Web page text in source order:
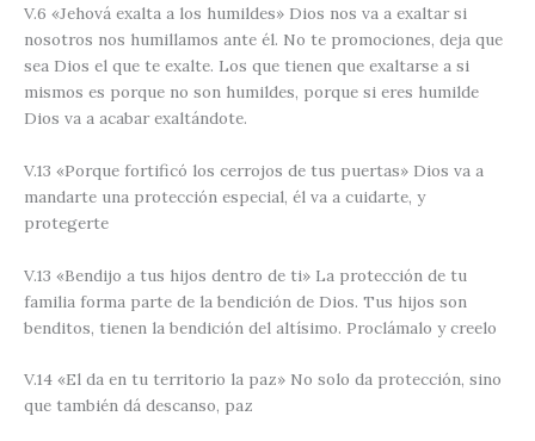
V.6 «Jehová exalta a los humildes» Dios nos va a exaltar si
nosotros nos humillamos ante él. No te promociones, deja que
sea Dios el que te exalte. Los que tienen que exaltarse a si
mismos es porque no son humildes, porque si eres humilde
Dios va a acabar exaltándote.
V.13 «Porque fortificó los cerrojos de tus puertas» Dios va a
mandarte una protección especial, él va a cuidarte, y
protegerte
V.13 «Bendijo a tus hijos dentro de ti» La protección de tu
familia forma parte de la bendición de Dios. Tus hijos son
benditos, tienen la bendición del altísimo. Proclámalo y creelo
V.14 «El da en tu territorio la paz» No solo da protección, sino
que también dá descanso, paz